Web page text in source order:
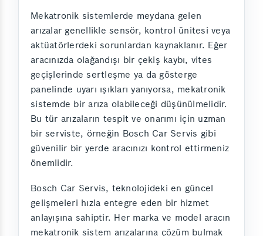
Mekatronik sistemlerde meydana gelen
arızalar genellikle sensör, kontrol ünitesi veya
aktüatörlerdeki sorunlardan kaynaklanır. Eğer
aracınızda olağandışı bir çekiş kaybı, vites
geçişlerinde sertleşme ya da gösterge
panelinde uyarı ışıkları yanıyorsa, mekatronik
sistemde bir arıza olabileceği düşünülmelidir.
Bu tür arızaların tespit ve onarımı için uzman
bir serviste, örneğin Bosch Car Servis gibi
güvenilir bir yerde aracınızı kontrol ettirmeniz
önemlidir.
Bosch Car Servis, teknolojideki en güncel
gelişmeleri hızla entegre eden bir hizmet
anlayışına sahiptir. Her marka ve model aracın
mekatronik sistem arızalarına çözüm bulmak